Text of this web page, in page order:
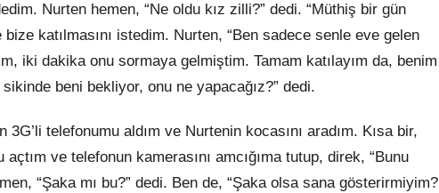
Nurten hemen, “Ne oldu kız zilli?” dedi. “Müthiş bir gün
katılmasını istedim. Nurten, “Ben sadece senle eve gelen
iki dakika onu sormaya gelmiştim. Tamam katılayım da, benim
beni bekliyor, onu ne yapacağız?” dedi.
telefonumu aldım ve Nurtenin kocasını aradım. Kısa bir,
ve telefonun kamerasını amcığıma tutup, direk, “Bunu
“Şaka mı bu?” dedi. Ben de, “Şaka olsa sana gösterirmiyim?